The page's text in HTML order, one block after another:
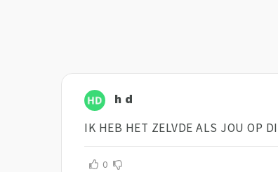
h d
IK HEB HET ZELVDE ALS JOU OP
0